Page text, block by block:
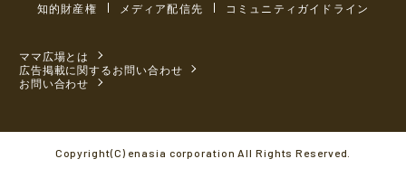
知的財産権
メディア配信先 コミュニティガイドライン
ママ広場とは
広告掲載に関するお問い合わせ
お問い合わせ
Copyright(C) enasia corporation All Rights Reserved.